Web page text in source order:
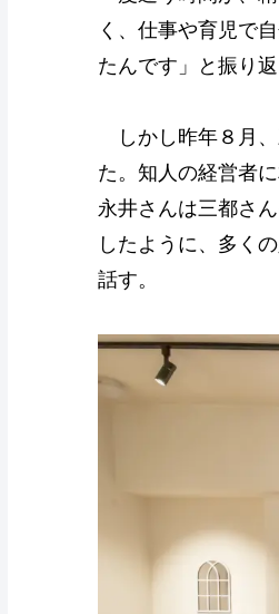
く、仕事や育児で
たんです」と振り返
しかし昨年８月、
た。知人の経営者
永井さんは三都さ
したように、多く
話す。